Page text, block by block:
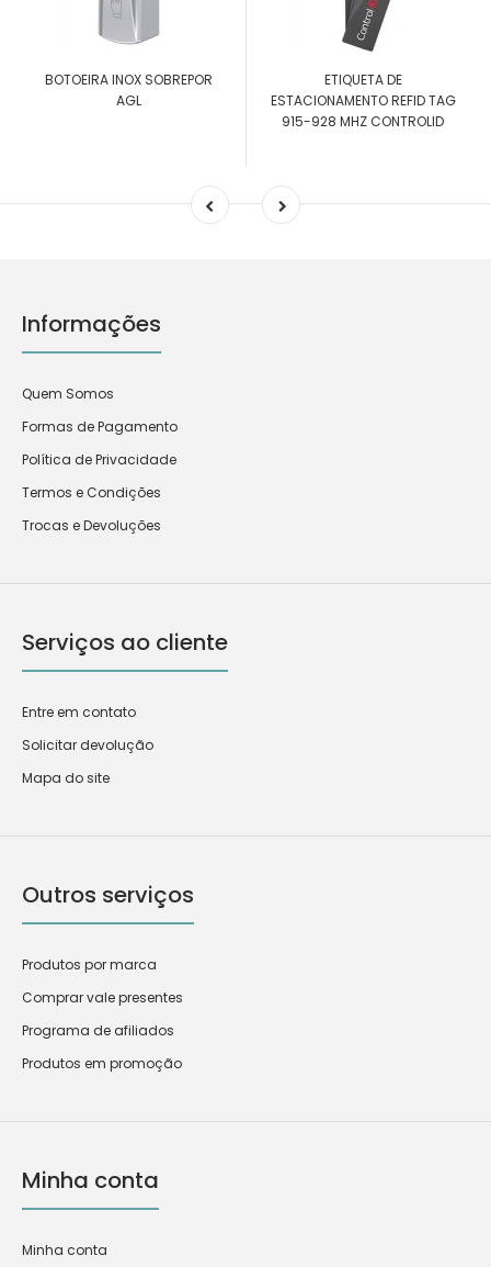
BOTOEIRA INOX SOBREPOR
AGL
ETIQUETA DE
ESTACIONAMENTO REFID TAG
915-928 MHZ CONTROLID
Informações
Quem Somos
Formas de Pagamento
Política de Privacidade
Termos e Condições
Trocas e Devoluções
Serviços ao cliente
Entre em contato
Solicitar devolução
Mapa do site
Outros serviços
Produtos por marca
Comprar vale presentes
Programa de afiliados
Produtos em promoção
Minha conta
Minha conta